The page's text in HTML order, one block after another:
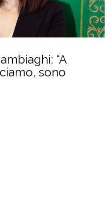
“A
sono